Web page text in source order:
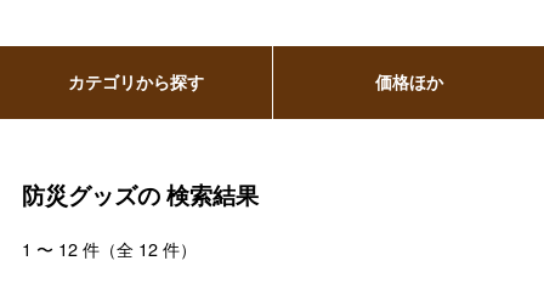
防災グッズの検索結果
1 〜 12件（全 12件）
カテゴリから探す 価格ほか